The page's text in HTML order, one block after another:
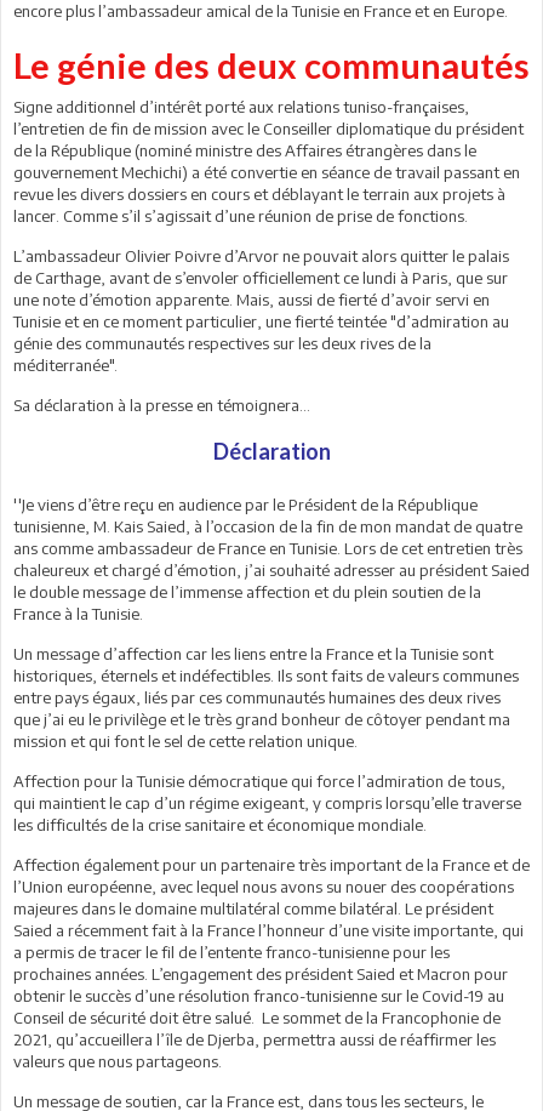
encore plus l’ambassadeur amical de la Tunisie en France et en Europe.
Le génie des deux communautés
Signe additionnel d’intérêt porté aux relations tuniso-françaises,
l’entretien de fin de mission avec le Conseiller diplomatique du président
de la République (nominé ministre des Affaires étrangères dans le
gouvernement Mechichi) a été convertie en séance de travail passant en
revue les divers dossiers en cours et déblayant le terrain aux projets à
lancer. Comme s’il s’agissait d’une réunion de prise de fonctions.
L’ambassadeur Olivier Poivre d’Arvor ne pouvait alors quitter le palais
de Carthage, avant de s’envoler officiellement ce lundi à Paris, que sur
une note d’émotion apparente. Mais, aussi de fierté d’avoir servi en
Tunisie et en ce moment particulier, une fierté teintée "d’admiration au
génie des communautés respectives sur les deux rives de la
méditerranée".
Sa déclaration à la presse en témoignera...
Déclaration
''Je viens d’être reçu en audience par le Président de la République
tunisienne, M. Kais Saied, à l’occasion de la fin de mon mandat de quatre
ans comme ambassadeur de France en Tunisie. Lors de cet entretien très
chaleureux et chargé d’émotion, j’ai souhaité adresser au président Saied
le double message de l’immense affection et du plein soutien de la
France à la Tunisie.
Un message d’affection car les liens entre la France et la Tunisie sont
historiques, éternels et indéfectibles. Ils sont faits de valeurs communes
entre pays égaux, liés par ces communautés humaines des deux rives
que j’ai eu le privilège et le très grand bonheur de côtoyer pendant ma
mission et qui font le sel de cette relation unique.
Affection pour la Tunisie démocratique qui force l’admiration de tous,
qui maintient le cap d’un régime exigeant, y compris lorsqu’elle traverse
les difficultés de la crise sanitaire et économique mondiale.
Affection également pour un partenaire très important de la France et de
l’Union européenne, avec lequel nous avons su nouer des coopérations
majeures dans le domaine multilatéral comme bilatéral. Le président
Saied a récemment fait à la France l’honneur d’une visite importante, qui
a permis de tracer le fil de l’entente franco-tunisienne pour les
prochaines années. L’engagement des président Saied et Macron pour
obtenir le succès d’une résolution franco-tunisienne sur le Covid-19 au
Conseil de sécurité doit être salué. Le sommet de la Francophonie de
2021, qu’accueillera l’île de Djerba, permettra aussi de réaffirmer les
valeurs que nous partageons.
Un message de soutien, car la France est, dans tous les secteurs, le